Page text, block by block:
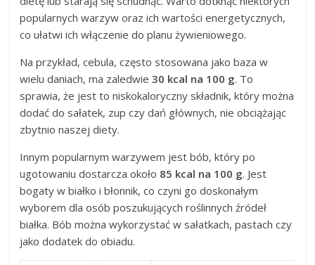
popularnych warzyw oraz ich wartości energetycznych,
co ułatwi ich włączenie do planu żywieniowego.
Na przykład, cebula, często stosowana jako baza w
wielu daniach, ma zaledwie30 kcal na 100 g. To
sprawia, że jest to niskokaloryczny składnik, który można
dodać do sałatek, zup czy dań głównych, nie obciążając
zbytnio naszej diety.
Innym popularnym warzywem jest bób, który po
ugotowaniu dostarcza około 85 kcal na 100 g. Jest
bogaty w białko i błonnik, co czyni go doskonałym
wyborem dla osób poszukujących roślinnych źródeł
białka. Bób można wykorzystać w sałatkach, pastach czy
jako dodatek do obiadu.